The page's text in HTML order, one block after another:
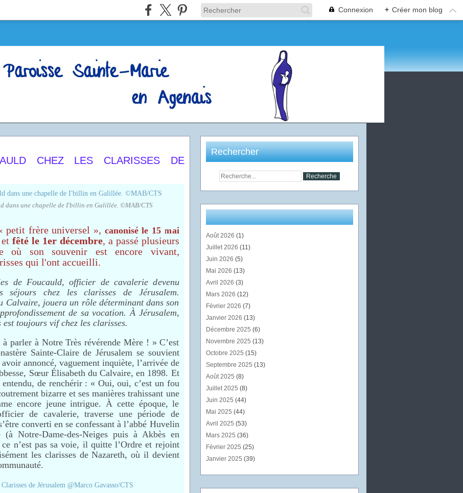
Connexion + Créer mon blog
CHEZ LES CLARISSES DE
dans une chapelle de I'billin en Galillée. ©MAB/CTS
petit frère universel », canonisé le 15 mai
fêté le 1er décembre, a passé plusieurs
où son souvenir est encore vivant,
qui l'ont accueilli.
de Foucauld, officier de cavalerie devenu
séjours chez les clarisses de Jérusalem.
Calvaire, jouera un rôle déterminant dans son
de sa vocation. À Jérusalem,
toujours vif chez les clarisses.
parler à Notre Très révérende Mère ! » C’est
Sainte-Claire de Jérusalem se souvient
annoncé, vaguement inquiète, l’arrivée de
Sœur Élisabeth du Calvaire, en 1898. Et
de renchérir : « Oui, oui, c’est un fou
bizarre et ses manières trahissant une
encore jeune intrigue. À cette époque, le
de cavalerie, traverse une période de
converti en se confessant à l’abbé Huvelin
Notre-Dame-des-Neiges puis à Akbès en
n’est pas sa voie, il quitte l’Ordre et rejoint
les clarisses de Nazareth, où il devient
Rechercher
Août 2026 (1)
Juillet 2026 (11)
Juin 2026 (5)
Mai 2026 (13)
Avril 2026 (3)
Mars 2026 (12)
Février 2026 (7)
Janvier 2026 (13)
Décembre 2025 (6)
Novembre 2025 (13)
Octobre 2025 (15)
Septembre 2025 (13)
Août 2025 (8)
Juillet 2025 (8)
Juin 2025 (44)
Mai 2025 (44)
Avril 2025 (53)
Mars 2025 (36)
Février 2025 (25)
Janvier 2025 (39)